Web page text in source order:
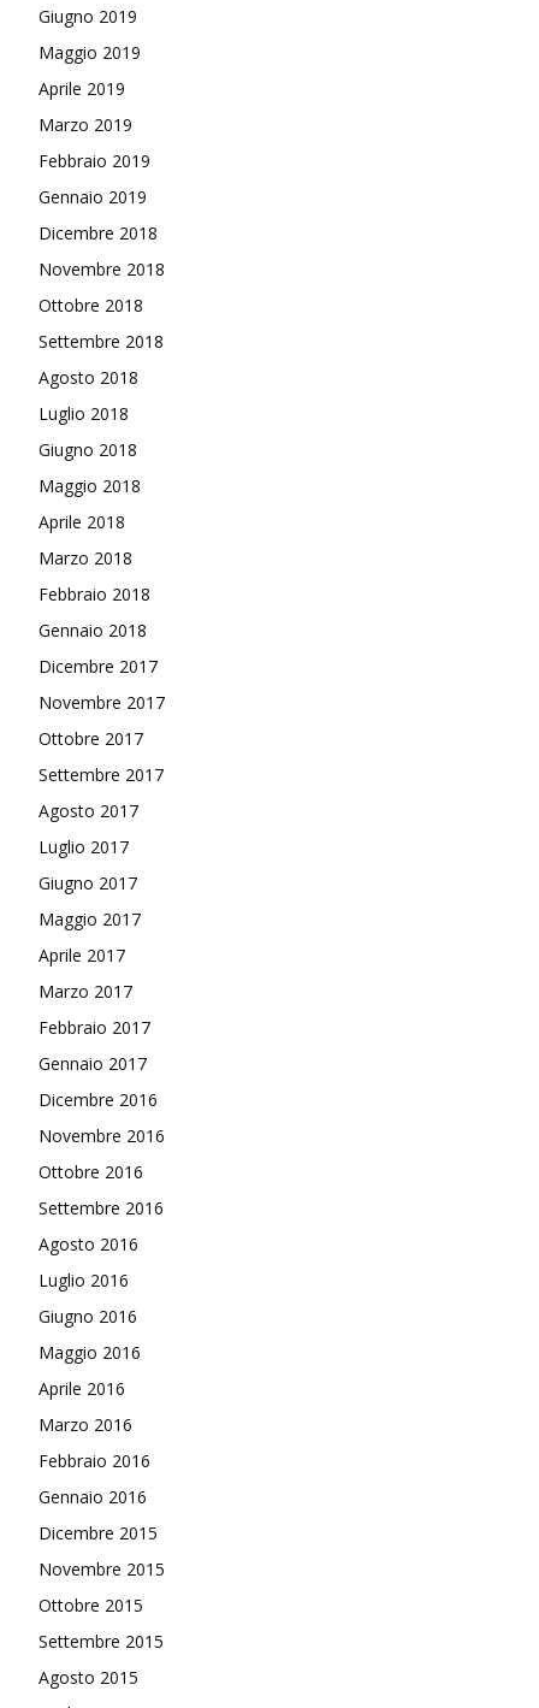
Giugno 2019
Maggio 2019
Aprile 2019
Marzo 2019
Febbraio 2019
Gennaio 2019
Dicembre 2018
Novembre 2018
Ottobre 2018
Settembre 2018
Agosto 2018
Luglio 2018
Giugno 2018
Maggio 2018
Aprile 2018
Marzo 2018
Febbraio 2018
Gennaio 2018
Dicembre 2017
Novembre 2017
Ottobre 2017
Settembre 2017
Agosto 2017
Luglio 2017
Giugno 2017
Maggio 2017
Aprile 2017
Marzo 2017
Febbraio 2017
Gennaio 2017
Dicembre 2016
Novembre 2016
Ottobre 2016
Settembre 2016
Agosto 2016
Luglio 2016
Giugno 2016
Maggio 2016
Aprile 2016
Marzo 2016
Febbraio 2016
Gennaio 2016
Dicembre 2015
Novembre 2015
Ottobre 2015
Settembre 2015
Agosto 2015